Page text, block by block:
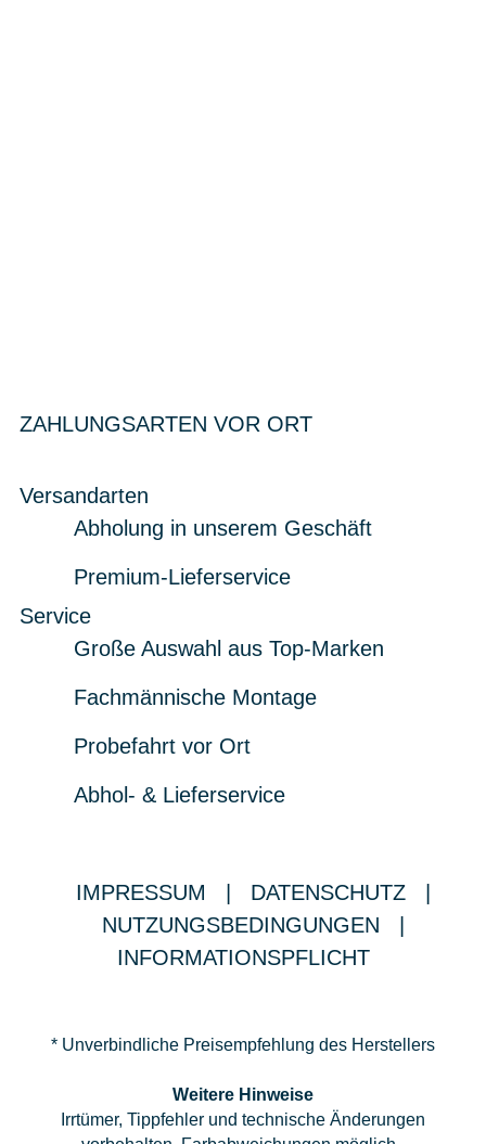
ZAHLUNGSARTEN VOR ORT
Versandarten
Abholung in unserem Geschäft
Premium-Lieferservice
Service
Große Auswahl aus Top-Marken
Fachmännische Montage
Probefahrt vor Ort
Abhol- & Lieferservice
IMPRESSUM DATENSCHUTZ
NUTZUNGSBEDINGUNGEN
INFORMATIONSPFLICHT
* Unverbindliche Preisempfehlung des Herstellers
Weitere Hinweise
Irrtümer, Tippfehler und technische Änderungen